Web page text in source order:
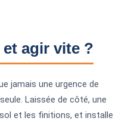
agir vite ?
jamais une urgence de
Laissée de côté, une
et les finitions, et installe